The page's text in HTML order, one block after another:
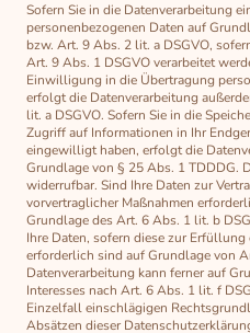
Sofern Sie in die Datenverarbeitung
personenbezogenen Daten auf
bzw. Art. 9 Abs. 2 lit. a DSGVO,
Art. 9 Abs. 1 DSGVO verarbeitet
Einwilligung in die Übertragung
erfolgt die Datenverarbeitung
lit. a DSGVO. Sofern Sie in die
Zugriff auf Informationen in Ihr
eingewilligt haben, erfolgt die
Grundlage von § 25 Abs. 1 TDDDG.
widerrufbar. Sind Ihre Daten zur
vorvertraglicher Maßnahmen
Grundlage des Art. 6 Abs. 1 lit. b
Ihre Daten, sofern diese zur
erforderlich sind auf Grundlage von
Datenverarbeitung kann ferner auf
Interesses nach Art. 6 Abs. 1 lit. f
Einzelfall einschlägigen
Absätzen dieser